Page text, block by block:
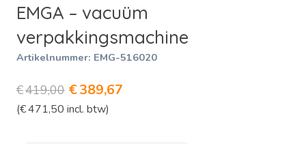
EMGA – vacuüm
verpakkingsmachine
Artikelnummer: EMG-516020
€419,00 Oorspronkelijke
prijs
€389,67
(€471,50 incl. btw)